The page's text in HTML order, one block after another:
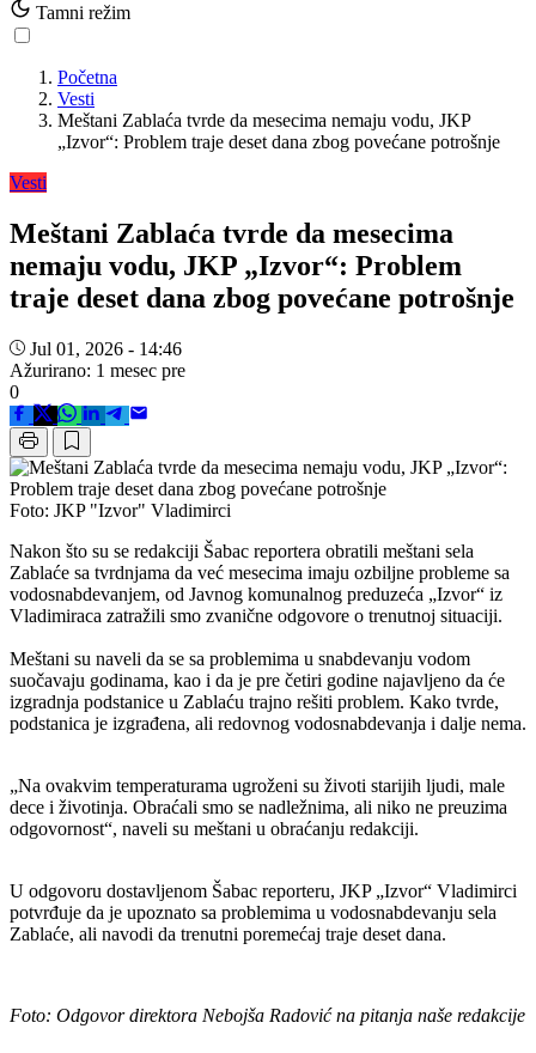
Tamni režim
Početna
Vesti
Meštani Zablaća tvrde da mesecima nemaju vodu, JKP
„Izvor“: Problem traje deset dana zbog povećane potrošnje
Vesti
Meštani Zablaća tvrde da mesecima
nemaju vodu, JKP „Izvor“: Problem
traje deset dana zbog povećane potrošnje
Jul 01, 2026 - 14:46
Ažurirano: 1 mesec pre
0
Foto: JKP "Izvor" Vladimirci
Nakon što su se redakciji Šabac reportera obratili meštani sela
Zablaće sa tvrdnjama da već mesecima imaju ozbiljne probleme sa
vodosnabdevanjem, od Javnog komunalnog preduzeća „Izvor“ iz
Vladimiraca zatražili smo zvanične odgovore o trenutnoj situaciji.
Meštani su naveli da se sa problemima u snabdevanju vodom
suočavaju godinama, kao i da je pre četiri godine najavljeno da će
izgradnja podstanice u Zablaću trajno rešiti problem. Kako tvrde,
podstanica je izgrađena, ali redovnog vodosnabdevanja i dalje nema.
„Na ovakvim temperaturama ugroženi su životi starijih ljudi, male
dece i životinja. Obraćali smo se nadležnima, ali niko ne preuzima
odgovornost“, naveli su meštani u obraćanju redakciji.
U odgovoru dostavljenom Šabac reporteru, JKP „Izvor“ Vladimirci
potvrđuje da je upoznato sa problemima u vodosnabdevanju sela
Zablaće, ali navodi da trenutni poremećaj traje deset dana.
Foto: Odgovor direktora Nebojša Radović na pitanja naše redakcije